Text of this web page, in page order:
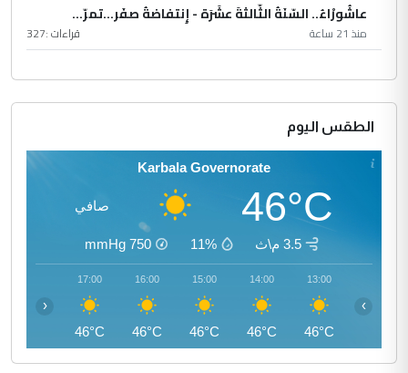
عاشُورْاءُ.. السّنَةُ الثّالثةَ عشَرَة - إِنتفاضةُ صفَر…تمرّ...
منذ 21 ساعة قراءات :327
الطقس اليوم
Karbala Governorate
46°C صافي
3.5 م\ث 11%
750
mmHg
13:00
46°C
14:00
46°C
15:00
46°C
16:00
46°C
17:00
46°C
‹ ›